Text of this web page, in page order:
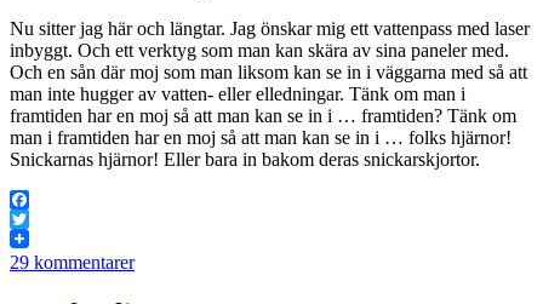
Nu sitter jag här och längtar. Jag önskar mig ett vattenpass med laser
inbyggt. Och ett verktyg som man kan skära av sina paneler med.
Och en sån där moj som man liksom kan se in i väggarna med så att
man inte hugger av vatten- eller elledningar. Tänk om man i
framtiden har en moj så att man kan se in i … framtiden? Tänk om
man i framtiden har en moj så att man kan se in i … folks hjärnor!
Snickarnas hjärnor! Eller bara in bakom deras snickarskjortor.
Facebook
Twitter
29 kommentarer